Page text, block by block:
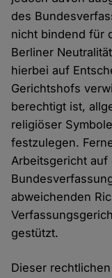
des
nicht bindend für
Berliner
hierbei auf
Gerichtshofs
berechtigt ist,
religiöser
festzulegen.
Arbeitsgericht auf
abweichenden
gestützt.
Dieser